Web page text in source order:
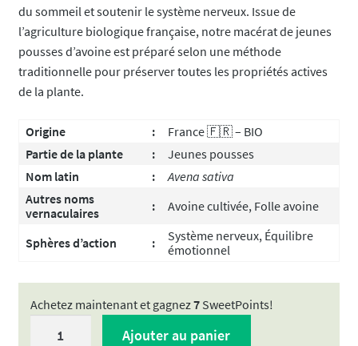
du sommeil et soutenir le système nerveux. Issue de
l’agriculture biologique française, notre macérat de jeunes
pousses d’avoine est préparé selon une méthode
traditionnelle pour préserver toutes les propriétés actives
de la plante.
Origine :
France 🇫🇷 – BIO
Partie de la plante
:
Jeunes pousses
Nom latin
:
Avena sativa
Autres noms
vernaculaires
: Avoine cultivée, Folle avoine
Sphères d’action :
Système nerveux, Équilibre
émotionnel
Achetez maintenant et gagnez7SweetPoints!
Ajouter au panier